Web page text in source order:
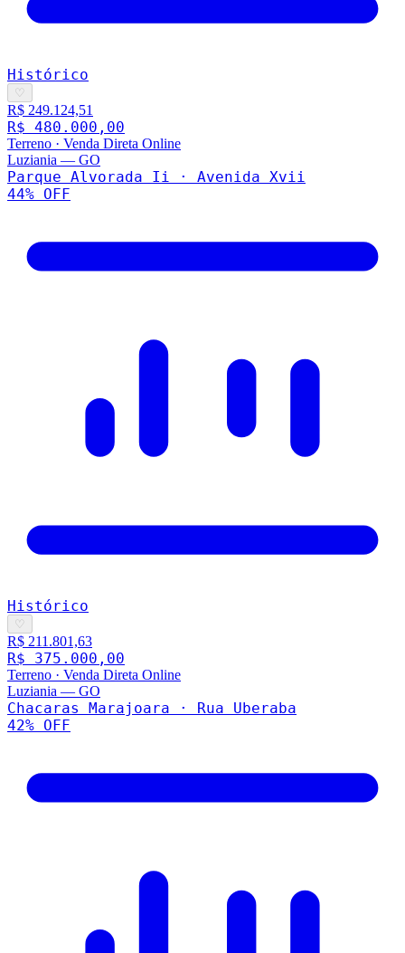
Histórico
♡
R$ 249.124,51
R$ 480.000,00
Terreno · Venda Direta Online
Luziania — GO
Parque Alvorada Ii · Avenida Xvii
44% OFF
Histórico
♡
R$ 211.801,63
R$ 375.000,00
Terreno · Venda Direta Online
Luziania — GO
Chacaras Marajoara · Rua Uberaba
42% OFF